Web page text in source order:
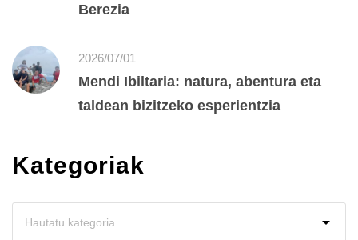
Berezia
2026/07/01
Mendi Ibiltaria: natura, abentura eta
taldean bizitzeko esperientzia
Kategoriak